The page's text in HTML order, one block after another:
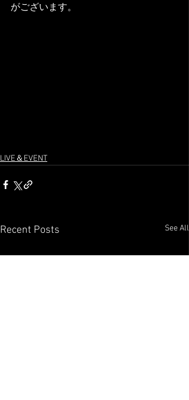
がございます。
LIVE＆EVENT
Recent Posts See All